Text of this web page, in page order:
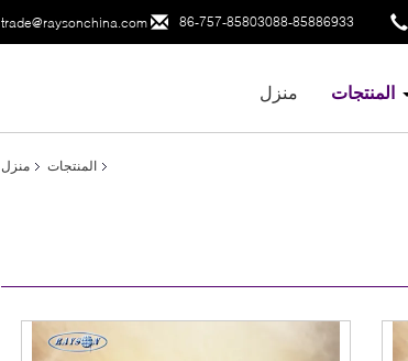
trade@raysonchina.com 86-757-85803088-85886933
منزل المنتجات
منزل المنتجات